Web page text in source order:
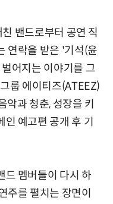
밴드로부터 공연 직
연락을 받은 '기석(윤
어지는 이야기를 그
룹 에이티즈(ATEEZ)
악과 청춘, 성장을 키
예고편 공개 후 기
드 멤버들이 다시 하
주를 펼치는 장면이